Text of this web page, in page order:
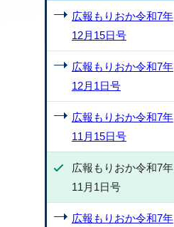
広報もりおか令和7年
12月15日号
広報もりおか令和7年
12月1日号
広報もりおか令和7年
11月15日号
広報もりおか令和7年
11月1日号
広報もりおか令和7年